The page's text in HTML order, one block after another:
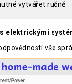
vytvářet ručně
elektrickými
vše